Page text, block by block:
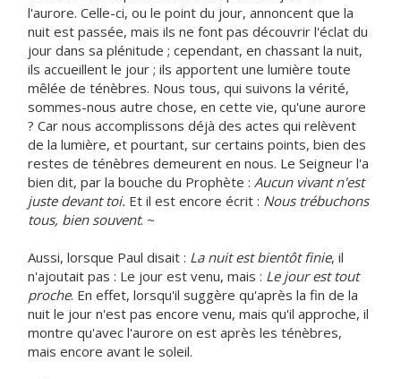
l'aurore. Celle-ci, ou le point du jour, annoncent que la
nuit est passée, mais ils ne font pas découvrir l'éclat du
jour dans sa plénitude ; cependant, en chassant la nuit,
ils accueillent le jour ; ils apportent une lumière toute
mêlée de ténèbres. Nous tous, qui suivons la vérité,
sommes-nous autre chose, en cette vie, qu'une aurore
? Car nous accomplissons déjà des actes qui relèvent
de la lumière, et pourtant, sur certains points, bien des
restes de ténèbres demeurent en nous. Le Seigneur l'a
bien dit, par la bouche du Prophète : Aucun vivant n'est
juste devant toi. Et il est encore écrit : Nous trébuchons
tous, bien souvent. ~
Aussi, lorsque Paul disait : La nuit est bientôt finie, il
n'ajoutait pas : Le jour est venu, mais : Le jour est tout
proche. En effet, lorsqu'il suggère qu'après la fin de la
nuit le jour n'est pas encore venu, mais qu'il approche, il
montre qu'avec l'aurore on est après les ténèbres,
mais encore avant le soleil.